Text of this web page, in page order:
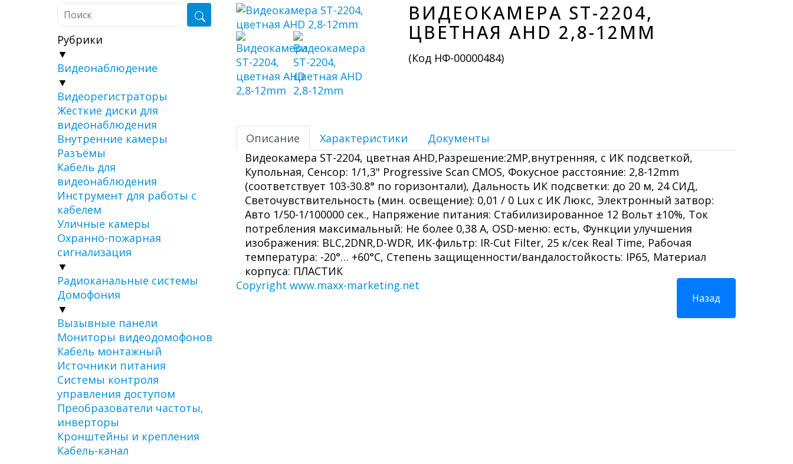
Рубрики
▼
Видеонаблюдение
▼
Видеорегистраторы
Жесткие диски для
видеонаблюдения
Внутренние камеры
Разъёмы
Кабель для
видеонаблюдения
Инструмент для работы с
кабелем
Уличные камеры
Охранно-пожарная
сигнализация
▼
Радиоканальные системы
Домофония
▼
Вызывные панели
Мониторы видеодомофонов
Кабель монтажный
Источники питания
Системы контроля
управления доступом
Преобразователи частоты,
инверторы
Кронштейны и крепления
Кабель-канал
ВИДЕОКАМЕРА ST-2204,
ЦВЕТНАЯ AHD 2,8-12MM
(Код НФ-00000484)
Описание Характеристики
Документы
Видеокамера ST-2204, цветная AHD,Разрешение:2MP,внутренняя, с ИК подсветкой,
Купольная, Сенсор: 1/1,3" Progressive Scan CMOS, Фокусное расстояние: 2,8-12mm
(соответствует 103-30.8° по горизонтали), Дальность ИК подсветки: до 20 м, 24 СИД,
Светочувствительность (мин. освещение): 0,01 / 0 Lux с ИК Люкс, Электронный затвор:
Авто 1/50-1/100000 сек., Напряжение питания: Стабилизированное 12 Вольт ±10%, Ток
потребления максимальный: Не более 0,38 А, OSD-меню: есть, Функции улучшения
изображения: BLC,2DNR,D-WDR, ИК-фильтр: IR-Cut Filter, 25 к/сек Real Time, Рабочая
температура: -20°… +60°С, Степень защищенности/вандалостойкость: IP65, Материал
корпуса: ПЛАСТИК
Copyright www.maxx-marketing.net